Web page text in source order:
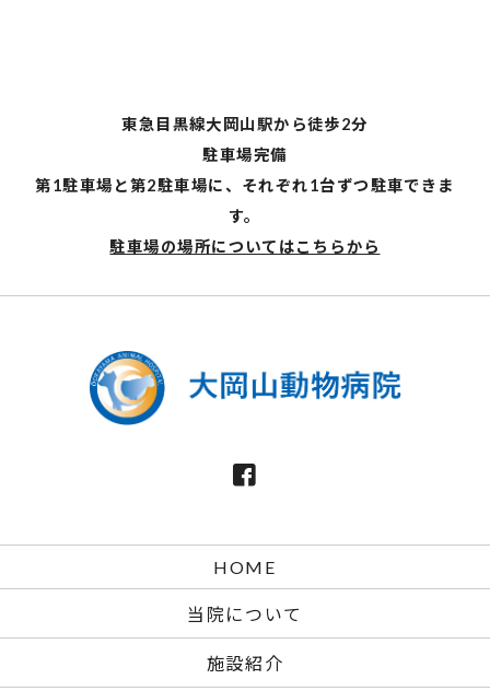
東急目黒線大岡山駅から徒歩2分
駐車場完備
第1駐車場と第2駐車場に、それぞれ1台ずつ駐車できま
す。
駐車場の場所についてはこちらから
HOME
当院について
施設紹介